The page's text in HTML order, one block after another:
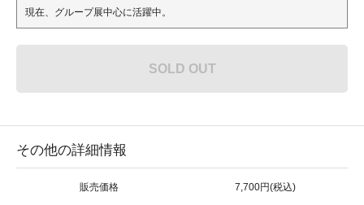
現在、グループ展中心に活躍中。
SOLD OUT
その他の詳細情報
販売価格 7,700円(税込)